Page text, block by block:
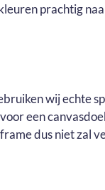
prachtig
wij echte
een
dus niet zal